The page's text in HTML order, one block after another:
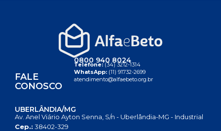
FALE
CONOSCO
0800 940 8024
Telefone:(34) 3212-1314
WhatsApp: (11) 91732-2699
atendimento@alfaebeto.org.br
UBERLÂNDIA/MG
Av. Anel Viário Ayton Senna, S/n - Uberlândia-MG - Industrial
Cep.: 38402-329